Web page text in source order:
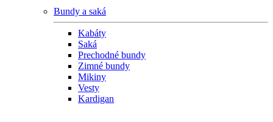
Bundy a saká
Kabáty
Saká
Prechodné bundy
Zimné bundy
Mikiny
Vesty
Kardigan